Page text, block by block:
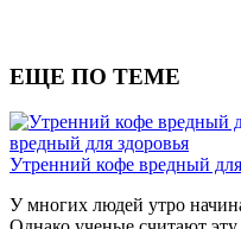
ЕЩЕ ПО ТЕМЕ
вредный для здоровья
Утренний кофе вредный
У многих людей утро